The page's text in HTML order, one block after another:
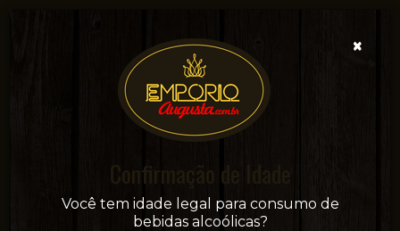
Sua conveniência e adega on-line!
×
Confirmação de Idade
Você tem idade legal para consumo de
bebidas alcoólicas?